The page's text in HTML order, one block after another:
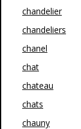
chandelier
chandeliers
chanel
chat
chateau
chats
chauny